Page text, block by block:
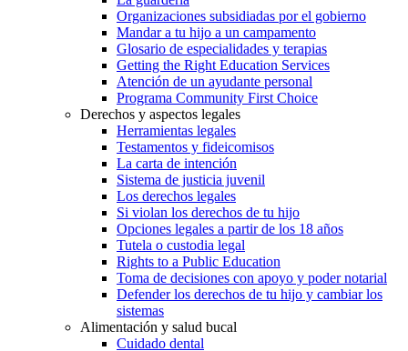
Organizaciones subsidiadas por el gobierno
Mandar a tu hijo a un campamento
Glosario de especialidades y terapias
Getting the Right Education Services
Atención de un ayudante personal
Programa Community First Choice
Derechos y aspectos legales
Herramientas legales
Testamentos y fideicomisos
La carta de intención
Sistema de justicia juvenil
Los derechos legales
Si violan los derechos de tu hijo
Opciones legales a partir de los 18 años
Tutela o custodia legal
Rights to a Public Education
Toma de decisiones con apoyo y poder notarial
Defender los derechos de tu hijo y cambiar los
sistemas
Alimentación y salud bucal
Cuidado dental